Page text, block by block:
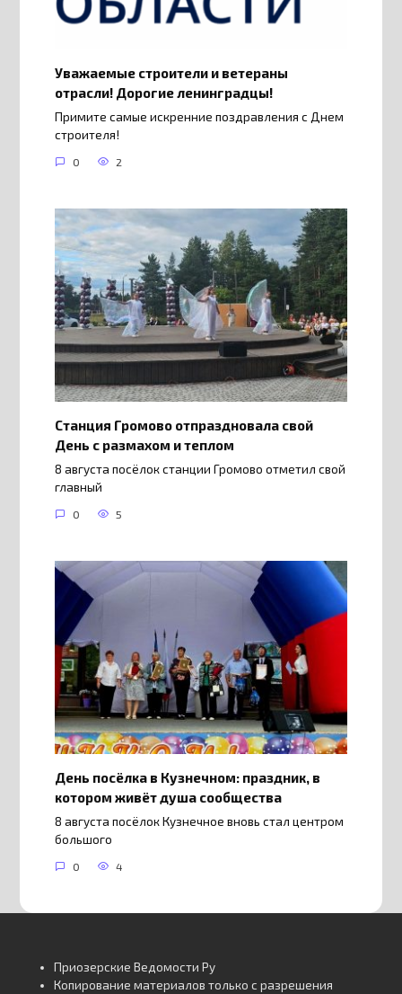
Уважаемые строители и ветераны
отрасли! Дорогие ленинградцы!
Примите самые искренние поздравления с Днем
строителя!
0 2
Станция Громово отпраздновала свой
День с размахом и теплом
8 августа посёлок станции Громово отметил свой
главный
0 5
День посёлка в Кузнечном: праздник, в
котором живёт душа сообщества
8 августа посёлок Кузнечное вновь стал центром
большого
0 4
Приозерские Ведомости Ру
Копирование материалов только с разрешения